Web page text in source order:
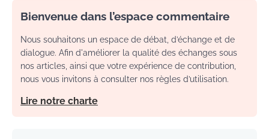
Bienvenue dans l’espace commentaire
Nous souhaitons un espace de débat, d’échange et de
dialogue. Afin d'améliorer la qualité des échanges sous
nos articles, ainsi que votre expérience de contribution,
nous vous invitons à consulter nos règles d’utilisation.
Lire notre charte